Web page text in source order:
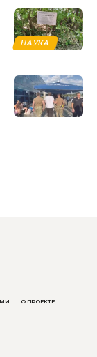
НАУКА
О ПРОЕКТЕ